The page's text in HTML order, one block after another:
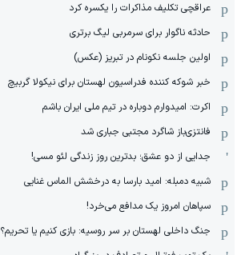
عراقچی تکلیف مذاکرات را یکسره کرد
حادثه ناگوار برای سرمربی لیگ برتری
اولین جلسه نکونام در تبریز (عکس)
خبر شوکه کننده فدراسیون لهستان برای نیکولا گربیچ
اکرت: امیدوارم دوباره در تیم ملی ایران باشم
فانتزی‌باز شاگرد مجتبی جباری شد
جدایی از دو عشق؛ بدترین روز زندگی لئو مسی!
شبیه دمبله: امید بارسا به درخشش الماس غنایی
سپاهان امروز یک مدافع می‌خرد!
جنگ داخلی لهستان بر سر روسیه: بازی کنیم یا تحریم؟